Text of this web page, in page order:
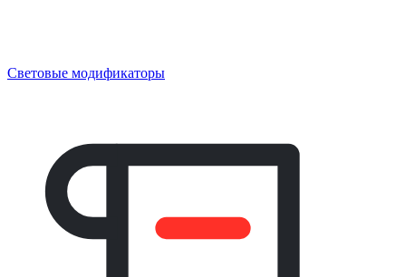
Световые модификаторы